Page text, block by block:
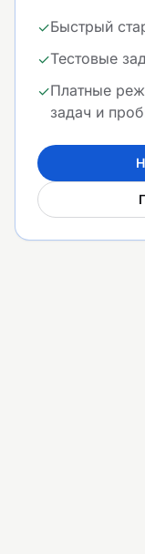
✓Быстрый
✓Тестовые
✓Платные
задач и